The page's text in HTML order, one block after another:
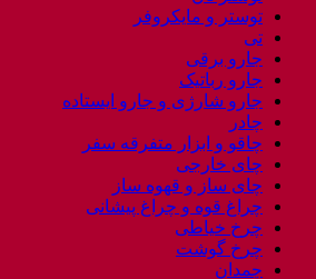
توستر و مایکروفر
تی
جارو برقی
جارو رباتیک
جارو شارژی و جارو ایستاده
چادر
چاقو و ابزار متفرقه سفر
چای خارجی
چای ساز و قهوه ساز
چراغ قوه و چراغ پیشانی
چرخ خیاطی
چرخ گوشت
چمدان